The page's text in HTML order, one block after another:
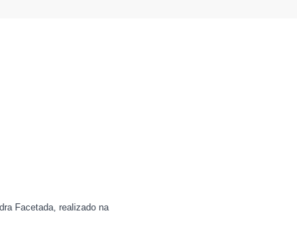
Facetada, realizado na